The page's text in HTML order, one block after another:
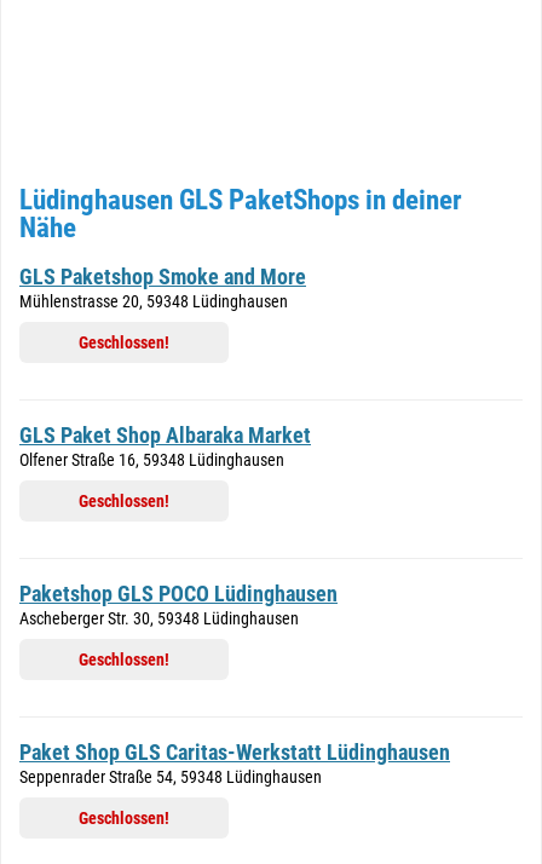
Lüdinghausen GLS PaketShops in deiner
Nähe
GLS Paketshop Smoke and More
Mühlenstrasse 20, 59348 Lüdinghausen
Geschlossen!
GLS Paket Shop Albaraka Market
Olfener Straße 16, 59348 Lüdinghausen
Geschlossen!
Paketshop GLS POCO Lüdinghausen
Ascheberger Str. 30, 59348 Lüdinghausen
Geschlossen!
Paket Shop GLS Caritas-Werkstatt Lüdinghausen
Seppenrader Straße 54, 59348 Lüdinghausen
Geschlossen!